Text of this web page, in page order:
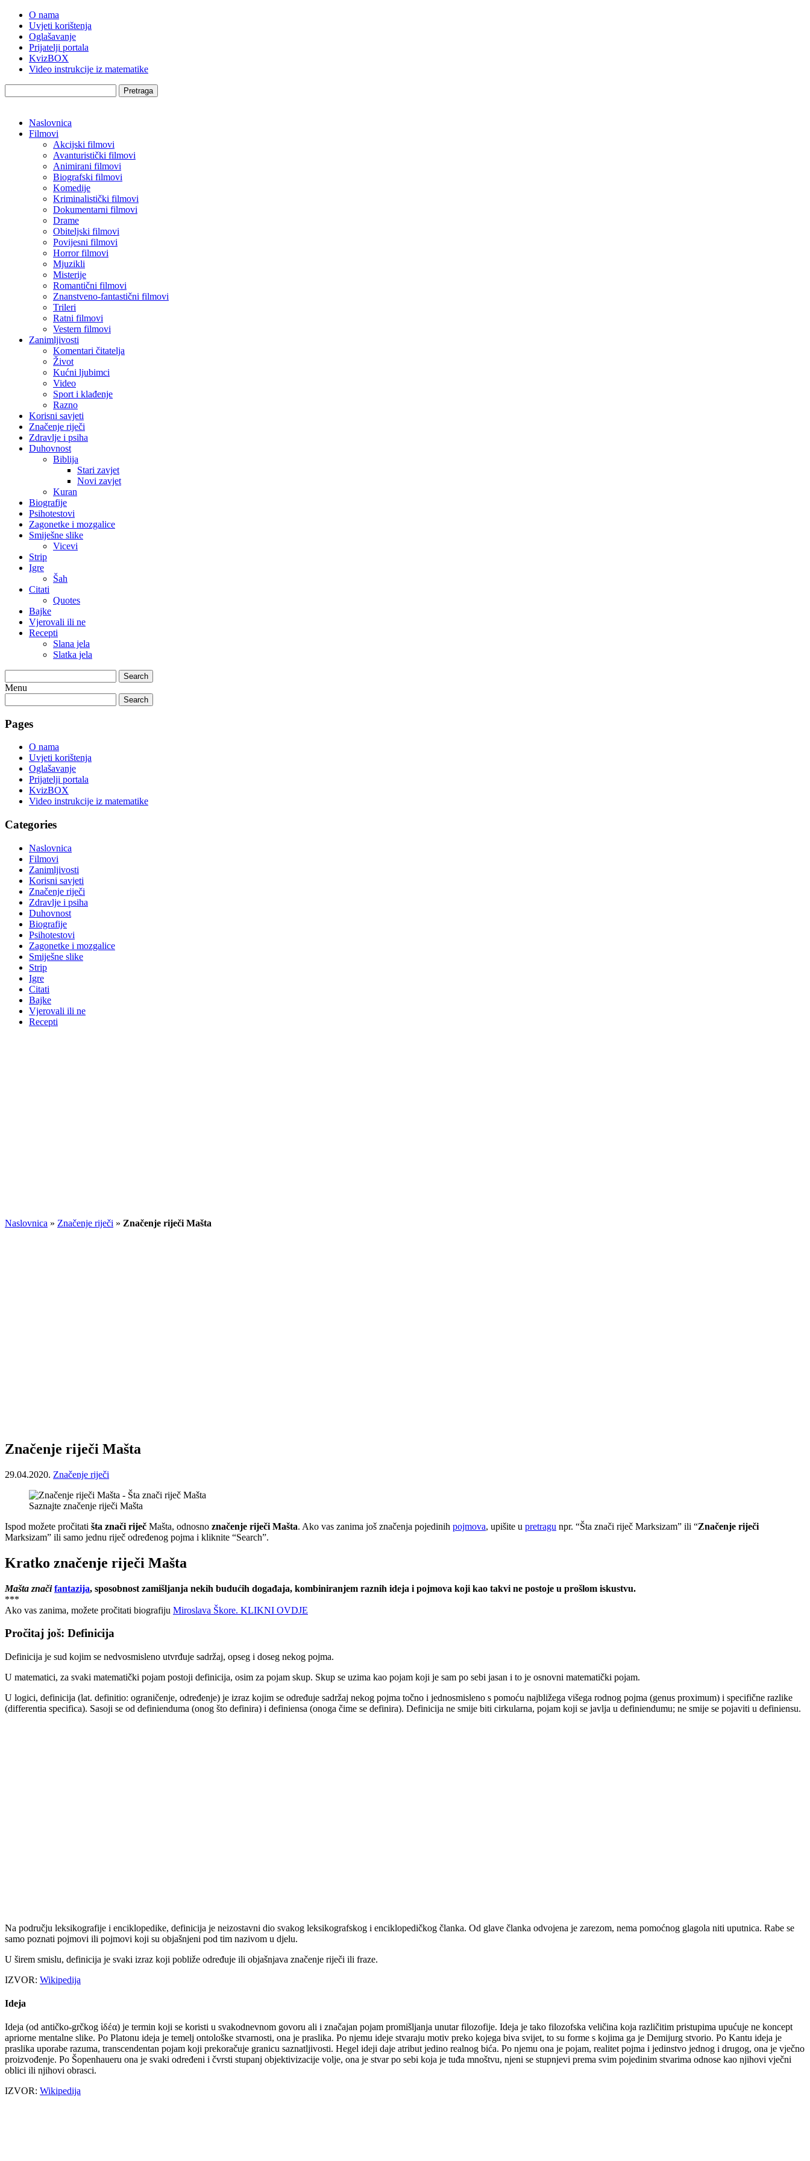
O nama
Uvjeti korištenja
Oglašavanje
Prijatelji portala
KvizBOX
Video instrukcije iz matematike
Pretraga
Naslovnica
Filmovi
Akcijski filmovi
Avanturistički filmovi
Animirani filmovi
Biografski filmovi
Komedije
Kriminalistički filmovi
Dokumentarni filmovi
Drame
Obiteljski filmovi
Povijesni filmovi
Horror filmovi
Mjuzikli
Misterije
Romantični filmovi
Znanstveno-fantastični filmovi
Trileri
Ratni filmovi
Vestern filmovi
Zanimljivosti
Komentari čitatelja
Život
Kućni ljubimci
Video
Sport i klađenje
Razno
Korisni savjeti
Značenje riječi
Zdravlje i psiha
Duhovnost
Biblija
Stari zavjet
Novi zavjet
Kuran
Biografije
Psihotestovi
Zagonetke i mozgalice
Smiješne slike
Vicevi
Strip
Igre
Šah
Citati
Quotes
Bajke
Vjerovali ili ne
Recepti
Slana jela
Slatka jela
Search
Menu
Search
Pages
O nama
Uvjeti korištenja
Oglašavanje
Prijatelji portala
KvizBOX
Video instrukcije iz matematike
Categories
Naslovnica
Filmovi
Zanimljivosti
Korisni savjeti
Značenje riječi
Zdravlje i psiha
Duhovnost
Biografije
Psihotestovi
Zagonetke i mozgalice
Smiješne slike
Strip
Igre
Citati
Bajke
Vjerovali ili ne
Recepti
Naslovnica » Značenje riječi » Značenje riječi Mašta
Značenje riječi Mašta
29.04.2020. Značenje riječi
Saznajte značenje riječi Mašta
Ispod možete pročitati šta znači riječ Mašta, odnosno značenje riječi Mašta. Ako vas zanima još značenja pojedinih pojmova, upišite u pretragu npr. “Šta znači riječ Marksizam” ili “Značenje riječi
Marksizam” ili samo jednu riječ određenog pojma i kliknite “Search”.
Kratko značenje riječi Mašta
Mašta znači fantazija, sposobnost zamišljanja nekih budućih događaja, kombiniranjem raznih ideja i pojmova koji kao takvi ne postoje u prošlom iskustvu.
***
Ako vas zanima, možete pročitati biografiju Miroslava Škore. KLIKNI OVDJE
Pročitaj još: Definicija
Definicija je sud kojim se nedvosmisleno utvrđuje sadržaj, opseg i doseg nekog pojma.
U matematici, za svaki matematički pojam postoji definicija, osim za pojam skup. Skup se uzima kao pojam koji je sam po sebi jasan i to je osnovni matematički pojam.
U logici, definicija (lat. definitio: ograničenje, određenje) je izraz kojim se određuje sadržaj nekog pojma točno i jednosmisleno s pomoću najbližega višega rodnog pojma (genus proximum) i specifične razlike
(differentia specifica). Sasoji se od definienduma (onog što definira) i definiensa (onoga čime se definira). Definicija ne smije biti cirkularna, pojam koji se javlja u definiendumu; ne smije se pojaviti u definiensu.
Na području leksikografije i enciklopedike, definicija je neizostavni dio svakog leksikografskog i enciklopedičkog članka. Od glave članka odvojena je zarezom, nema pomoćnog glagola niti uputnica. Rabe se
samo poznati pojmovi ili pojmovi koji su objašnjeni pod tim nazivom u djelu.
U širem smislu, definicija je svaki izraz koji pobliže određuje ili objašnjava značenje riječi ili fraze.
IZVOR: Wikipedija
Ideja
Ideja (od antičko-grčkog ἱδέα) je termin koji se koristi u svakodnevnom govoru ali i značajan pojam promišljanja unutar filozofije. Ideja je tako filozofska veličina koja različitim pristupima upućuje ne koncept
apriorne mentalne slike. Po Platonu ideja je temelj ontološke stvarnosti, ona je praslika. Po njemu ideje stvaraju motiv preko kojega biva svijet, to su forme s kojima ga je Demijurg stvorio. Po Kantu ideja je
praslika uporabe razuma, transcendentan pojam koji prekoračuje granicu saznatljivosti. Hegel ideji daje atribut jedino realnog bića. Po njemu ona je pojam, realitet pojma i jedinstvo jednog i drugog, ona je vječno
proizvođenje. Po Šopenhaueru ona je svaki određeni i čvrsti stupanj objektivizacije volje, ona je stvar po sebi koja je tuđa mnoštvu, njeni se stupnjevi prema svim pojedinim stvarima odnose kao njihovi vječni
oblici ili njihovi obrasci.
IZVOR: Wikipedija